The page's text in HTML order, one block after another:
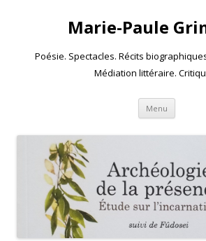
Marie-Paule
Poésie. Spectacles. Récits
Médiation littéraire.
Menu Skip